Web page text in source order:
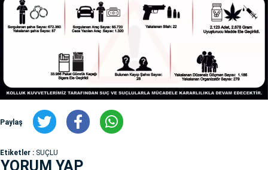
Paylaş
Etiketler : SUÇLU
YORUM YAP